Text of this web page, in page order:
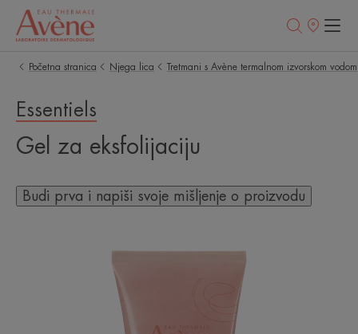
Prodajna
Početna stranica Njega lica Tretmani s Avène termalnom izvorskom vodom
Essentiels
Gel za eksfolijaciju
Budi prva i napiši svoje mišljenje o proizvodu